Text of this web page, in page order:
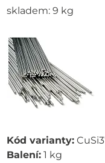
skladem: 9 kg
Kód varianty:
Balení: 1 kg